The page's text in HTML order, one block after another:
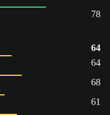
78
64
64
68
61